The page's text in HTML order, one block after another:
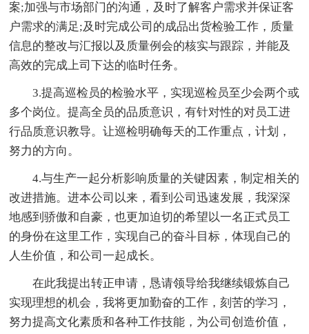
案;加强与市场部门的沟通，及时了解客户需求并保证客
户需求的满足;及时完成公司的成品出货检验工作，质量
信息的整改与汇报以及质量例会的核实与跟踪，并能及
高效的完成上司下达的临时任务。
3.提高巡检员的检验水平，实现巡检员至少会两个或
多个岗位。提高全员的品质意识，有针对性的对员工进
行品质意识教导。让巡检明确每天的工作重点，计划，
努力的方向。
4.与生产一起分析影响质量的关键因素，制定相关的
改进措施。进本公司以来，看到公司迅速发展，我深深
地感到骄傲和自豪，也更加迫切的希望以一名正式员工
的身份在这里工作，实现自己的奋斗目标，体现自己的
人生价值，和公司一起成长。
在此我提出转正申请，恳请领导给我继续锻炼自己
实现理想的机会，我将更加勤奋的工作，刻苦的学习，
努力提高文化素质和各种工作技能，为公司创造价值，